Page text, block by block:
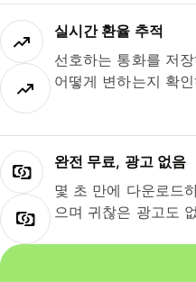
실시간 환율 추적
선호하는 통화를 저
어떻게 변하는지 확
완전 무료, 광고 없음
몇 초 만에 다운로드
으며 귀찮은 광고도